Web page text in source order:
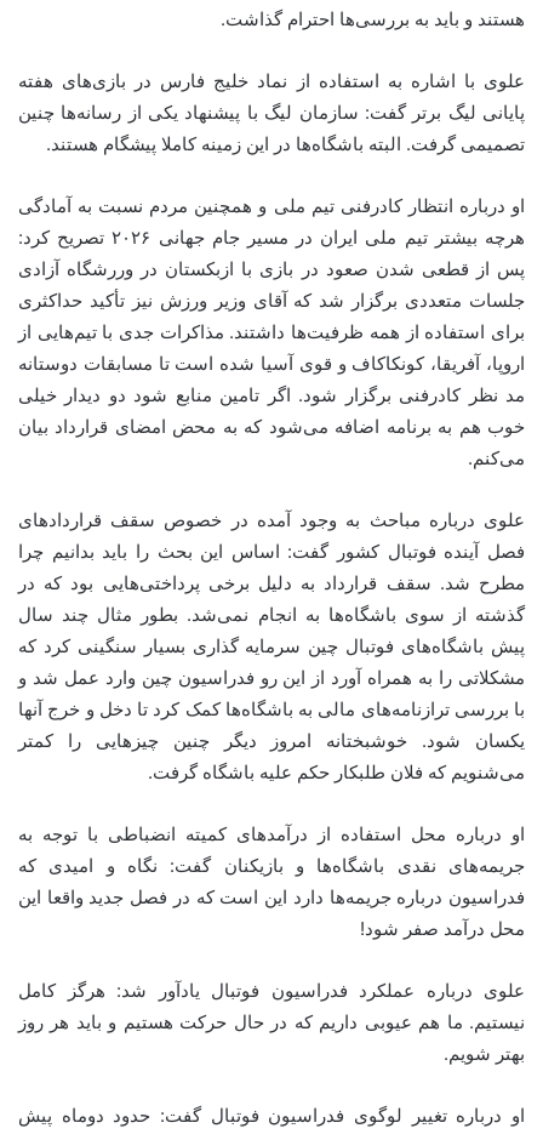
هستند و باید به بررسی‌ها احترام گذاشت.
علوی با اشاره به استفاده از نماد خلیج فارس در بازی‌های هفته
پایانی لیگ برتر گفت: سازمان لیگ با پیشنهاد یکی از رسانه‌ها چنین
تصمیمی گرفت. البته باشگاه‌ها در این زمینه کاملا پیشگام هستند.
او درباره انتظار کادرفنی تیم ملی و همچنین مردم نسبت به آمادگی
هرچه بیشتر تیم ملی ایران در مسیر جام جهانی ۲۰۲۶ تصریح کرد:
پس از قطعی شدن صعود در بازی با ازبکستان در وررشگاه آزادی
جلسات متعددی برگزار شد که آقای وزیر ورزش نیز تأکید حداکثری
برای استفاده از همه ظرفیت‌ها داشتند. مذاکرات جدی با تیم‌هایی از
اروپا، آفریقا، کونکاکاف و قوی آسیا شده است تا مسابقات دوستانه
مد نظر کادرفنی برگزار شود. اگر تامین منابع شود دو دیدار خیلی
خوب هم به برنامه اضافه می‌شود که به محض امضای قرارداد بیان
می‌کنم.
علوی درباره مباحث به وجود آمده در خصوص سقف قراردادهای
فصل آینده فوتبال کشور گفت: اساس این بحث را باید بدانیم چرا
مطرح شد. سقف قرارداد به دلیل برخی پرداختی‌هایی بود که در
گذشته از سوی باشگاه‌ها به انجام نمی‌شد. بطور مثال چند سال
پیش باشگاه‌های فوتبال چین سرمایه گذاری بسیار سنگینی کرد که
مشکلاتی را به همراه آورد از این رو فدراسیون چین وارد عمل شد و
با بررسی ترازنامه‌های مالی به باشگاه‌ها کمک کرد تا دخل و خرج آنها
یکسان شود. خوشبختانه امروز دیگر چنین چیزهایی را کمتر
می‌شنویم که فلان طلبکار حکم علیه باشگاه گرفت.
او درباره محل استفاده از درآمدهای کمیته انضباطی با توجه به
جریمه‌های نقدی باشگاه‌ها و بازیکنان گفت: نگاه و امیدی که
فدراسیون درباره جریمه‌ها دارد این است که در فصل جدید واقعا این
محل درآمد صفر شود!
علوی درباره عملکرد فدراسیون فوتبال یادآور شد: هرگز کامل
نیستیم. ما هم عیوبی داریم که در حال حرکت هستیم و باید هر روز
بهتر شویم.
او درباره تغییر لوگوی فدراسیون فوتبال گفت: حدود دوماه پیش